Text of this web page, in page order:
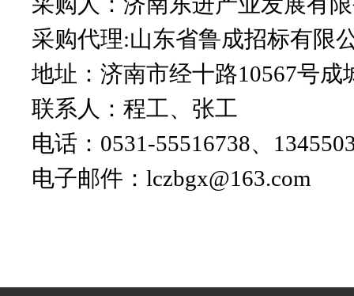
采购代理:山东省鲁成招标有限
地址：济南市经十路10567号成
联系人：程工、张工
电话： 0531-55516738、
电子邮件： lczbgx@163.com